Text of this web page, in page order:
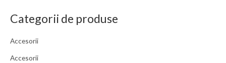
Categorii de produse
Accesorii
Accesorii